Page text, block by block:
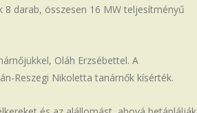
darab, összesen 16 MW teljesítményű
Oláh Erzsébettel. A
Reszegi Nikoletta tanárnők kísérték.